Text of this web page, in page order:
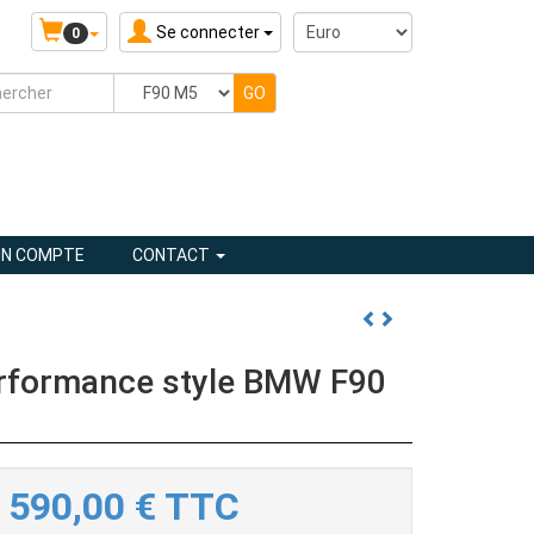
Se connecter
0
COMPTE CONTACT
style BMW F90
590,00 € TTC